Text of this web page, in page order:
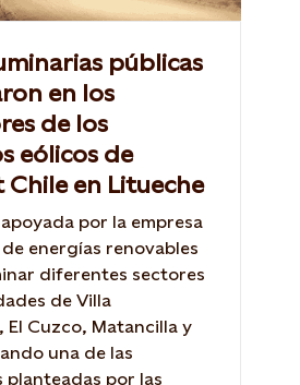
públicas
en los
de los
eólicos de
en Litueche
por la empresa
energías renovables
diferentes sectores
de Villa
El Cuzco, Matancilla y
una de las
planteadas por las